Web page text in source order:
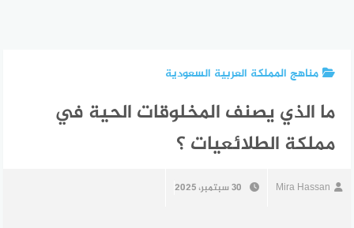
مناهج المملكة العربية السعودية
ما الذي يصنف المخلوقات الحية في
مملكة الطلائعيات ؟
Mira Hassan 30 سبتمبر، 2025